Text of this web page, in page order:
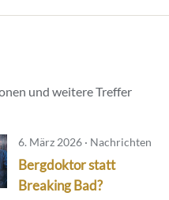
und weitere Treffer
6. März 2026 · Nachrichten
Bergdoktor statt
Breaking Bad?